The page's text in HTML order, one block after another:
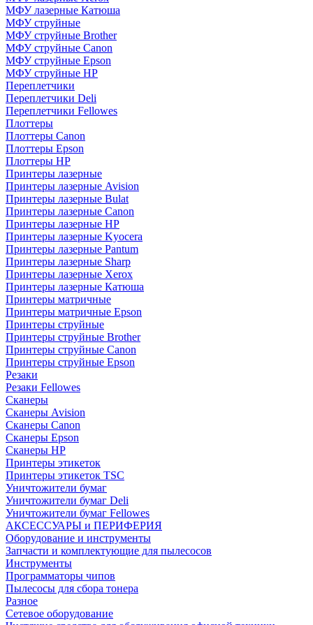
МФУ лазерные Катюша
МФУ струйные
МФУ струйные Brother
МФУ струйные Canon
МФУ струйные Epson
МФУ струйные HP
Переплетчики
Переплетчики Deli
Переплетчики Fellowes
Плоттеры
Плоттеры Canon
Плоттеры Epson
Плоттеры HP
Принтеры лазерные
Принтеры лазерные Avision
Принтеры лазерные Bulat
Принтеры лазерные Canon
Принтеры лазерные HP
Принтеры лазерные Kyocera
Принтеры лазерные Pantum
Принтеры лазерные Sharp
Принтеры лазерные Xerox
Принтеры лазерные Катюша
Принтеры матричные
Принтеры матричные Epson
Принтеры струйные
Принтеры струйные Brother
Принтеры струйные Canon
Принтеры струйные Epson
Резаки
Резаки Fellowes
Сканеры
Сканеры Avision
Сканеры Canon
Сканеры Epson
Сканеры HP
Принтеры этикеток
Принтеры этикеток TSC
Уничтожители бумаг
Уничтожители бумаг Deli
Уничтожители бумаг Fellowes
АКСЕССУАРЫ и ПЕРИФЕРИЯ
Оборудование и инструменты
Запчасти и комплектующие для пылесосов
Инструменты
Программаторы чипов
Пылесосы для сбора тонера
Разное
Сетевое оборудование